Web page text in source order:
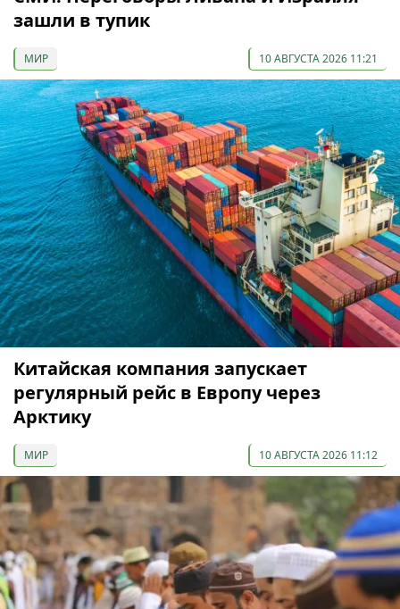
зашли в тупик
МИР 10 АВГУСТА 2026 11:21
Китайская компания запускает
регулярный рейс в Европу через
Арктику
МИР 10 АВГУСТА 2026 11:12